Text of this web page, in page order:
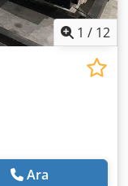
1 / 12
Ara